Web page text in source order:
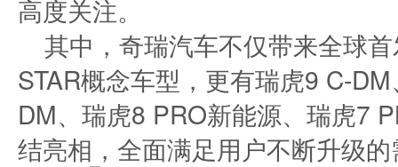
高度关注。
其中，奇瑞汽车不仅带来全球
STAR概念车型，更有瑞虎9 C-
DM、瑞虎8 PRO新能源、瑞虎7
结亮相，全面满足用户不断升级